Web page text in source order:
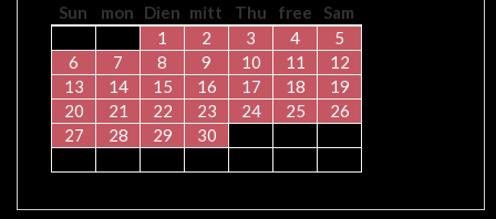
Sun
mon Dien mitt Thu free
Sam
1
2 3 4
5
6
7 8 9 10 11
12
13
14 15 16 17 18
19
20
21 22 23 24 25
26
27
28 29 30